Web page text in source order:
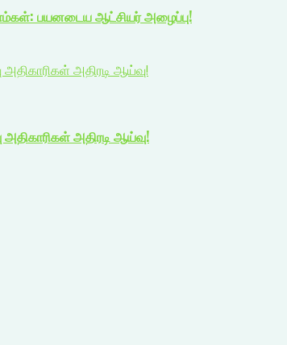
பயனடைய ஆட்சியர் அழைப்பு!
அதிகாரிகள் அதிரடி ஆய்வு!
அதிகாரிகள் அதிரடி ஆய்வு!